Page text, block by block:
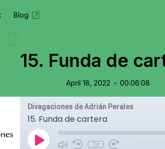
Blog
15. Funda de
April 18, 2022 • 00:06:08
Divagaciones de Adrián Perales
15. Funda de cartera
1x